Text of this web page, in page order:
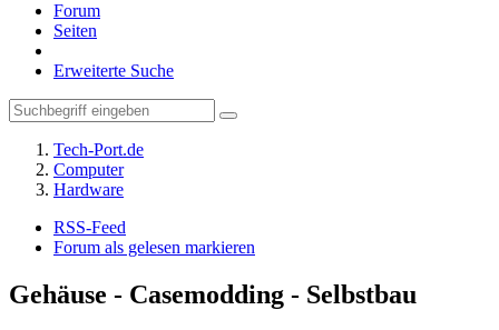
Forum
Seiten
Erweiterte Suche
Tech-Port.de
Computer
Hardware
RSS-Feed
Forum als gelesen markieren
Gehäuse - Casemodding - Selbstbau